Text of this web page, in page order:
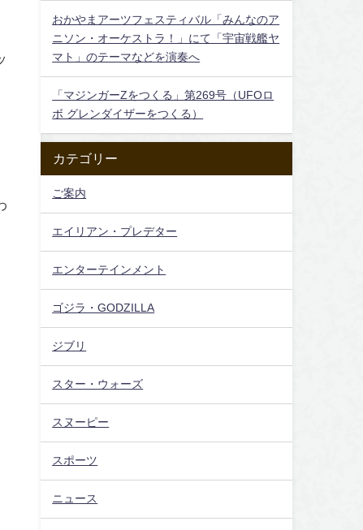
おかやまアーツフェスティバル「みんなのア
ニソン・オーケストラ！」にて「宇宙戦艦ヤ
マト」のテーマなどを演奏へ
「マジンガーZをつくる」第269号（UFOロ
ボ グレンダイザーをつくる）
カテゴリー
ご案内
エイリアン・プレデター
エンターテインメント
ゴジラ・GODZILLA
ジブリ
スター・ウォーズ
スヌーピー
スポーツ
ニュース